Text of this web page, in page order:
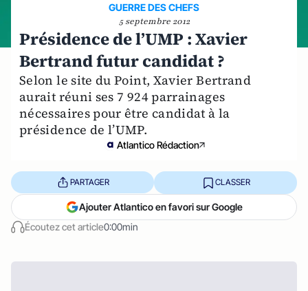
GUERRE DES CHEFS
5 septembre 2012
Présidence de l’UMP : Xavier
Bertrand futur candidat ?
Selon le site du Point, Xavier Bertrand
aurait réuni ses 7 924 parrainages
nécessaires pour être candidat à la
présidence de l’UMP.
Atlantico Rédaction
Écoutez cet article0:00min
PARTAGER CLASSER
Ajouter Atlantico en favori sur Google